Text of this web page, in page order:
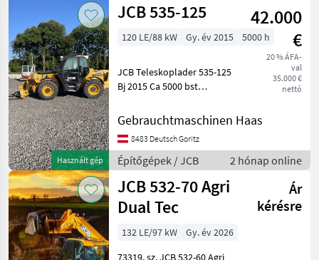
Használt gép
JCB 535-125
42.000
€
20 % ÁFA-
val
35.000 €
nettó
120 LE/88 kW Gy. év 2015 5000 h
JCB Teleskoplader 535-125
Bj 2015 Ca 5000 bst
Niveauausgleich
Hydraulische Abstützung
Zusatzhydraulik 12.5 Meter
Hubhöhe 3.5 Tonnen
Hubkra
Gebrauchtmaschinen Haas
8483 Deutsch Goritz
Építőgépek / JCB 2 hónap online
JCB 532-70 Agri
Dual Tec
Ár
kérésre
132 LE/97 kW
Gy. év 2026
73319. sz. JCB 532-60 Agri